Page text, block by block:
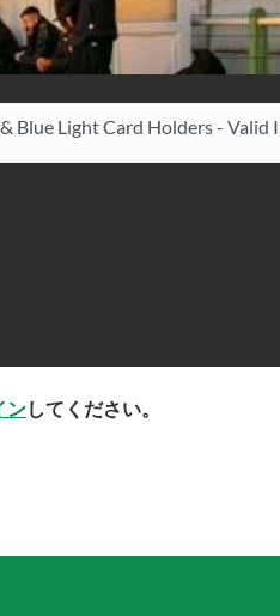
Blue Light Card Holders - Valid
ンしてください。